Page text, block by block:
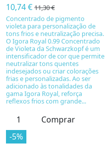
10,74 € 11,30 €
Concentrado de pigmento
violeta para personalização de
tons frios e neutralização precisa.
O Igora Royal 0.99 Concentrado
de Violeta da Schwarzkopf é um
intensificador de cor que permite
neutralizar tons quentes
indesejados ou criar colorações
frias e personalizadas. Ao ser
adicionado às tonalidades da
gama Igora Royal, reforça
reflexos frios com grande...
Comprar
-5%